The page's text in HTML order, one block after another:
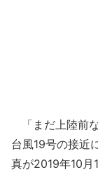
「まだ上陸前
台風19号の接近
真が2019年10月